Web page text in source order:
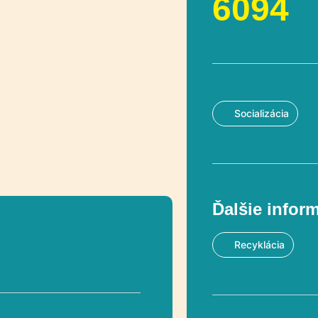
6094
Socializácia
Ďalšie
Recyklácia